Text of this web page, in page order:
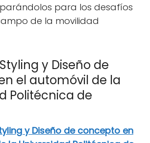
para los desafíos
de la movilidad
y Diseño de
el automóvil de la
Politécnica de
y Diseño de concepto en